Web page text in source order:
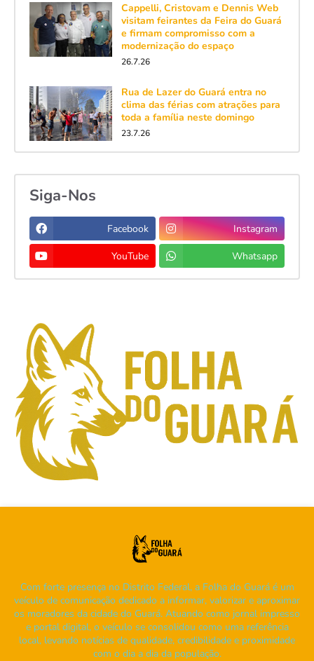
Cappelli, Cristovam e Dennis Web
visitam feirantes da Feira do Guará
e firmam compromisso com a
modernização do espaço
26.7.26
Rua de Lazer do Guará entra no
clima das férias com atrações para
toda a família neste domingo
23.7.26
Siga-Nos
Facebook Instagram
YouTube Whatsapp
Com forte presença no Distrito Federal, a Folha do Guará é um
veículo de comunicação dedicado a informar, valorizar e aproximar
os moradores da cidade do Guará. Atuando como jornal impresso
e portal digital, o veículo se consolidou como uma referência
local, levando notícias de qualidade, credibilidade e proximidade
com o dia a dia da população.